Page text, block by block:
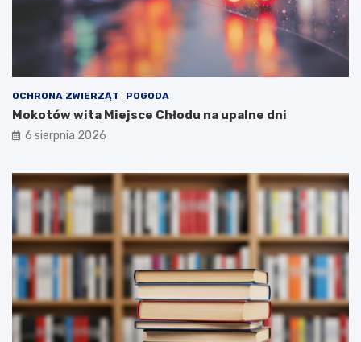
OCHRONA ZWIERZĄT POGODA
Mokotów wita Miejsce Chłodu na upalne dni
6 sierpnia 2026